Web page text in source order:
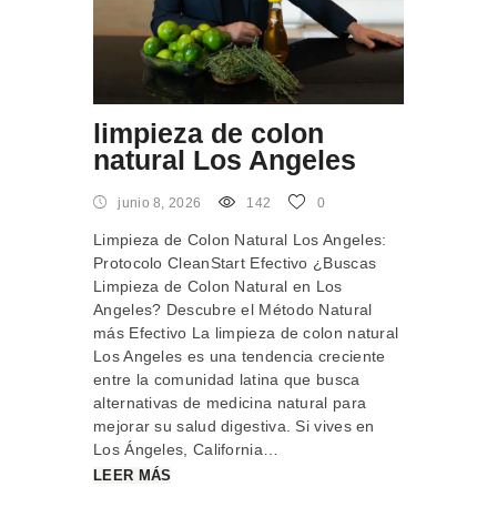
limpieza de colon
natural Los Angeles
junio 8, 2026 142 0
Limpieza de Colon Natural Los Angeles:
Protocolo CleanStart Efectivo ¿Buscas
Limpieza de Colon Natural en Los
Angeles? Descubre el Método Natural
más Efectivo La limpieza de colon natural
Los Angeles es una tendencia creciente
entre la comunidad latina que busca
alternativas de medicina natural para
mejorar su salud digestiva. Si vives en
Los Ángeles, California…
LEER MÁS